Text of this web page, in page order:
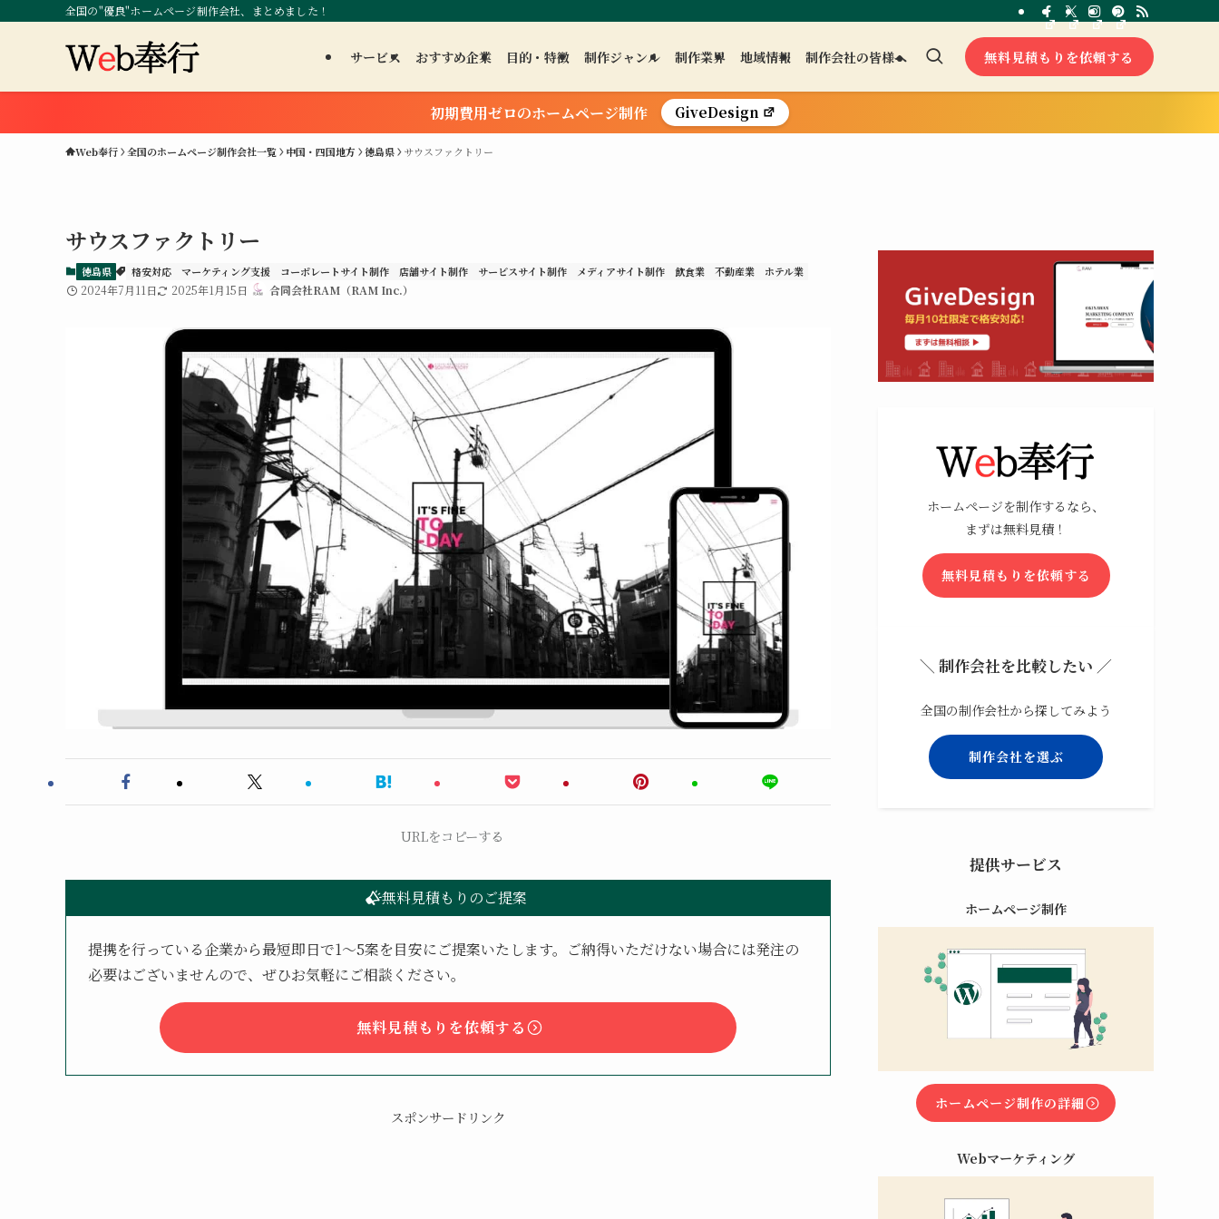
全国の"優良"ホームページ制作会社、まとめました！
サービス おすすめ企業 目的・特徴 制作ジャンル 制作業界 地域情報 制作会社の皆様へ 無料見積もりを依頼する
初期費用ゼロのホームページ制作 GiveDesign
Web奉行 全国のホームページ制作会社一覧 中国・四国地方 徳島県 サウスファクトリー
サウスファクトリー
徳島県 格安対応 マーケティング支援 コーポレートサイト制作 店舗サイト制作 サービスサイト制作 メディアサイト制作 飲食業 不動産業 ホテル業
2024年7月11日 2025年1月15日 合同会社RAM（RAM Inc.）
URLをコピーする
無料見積もりのご提案
提携を行っている企業から最短即日で1〜5案を目安にご提案いたします。ご納得いただけない場合には発注の
必要はございませんので、ぜひお気軽にご相談ください。
無料見積もりを依頼する
スポンサードリンク
ホームページを制作するなら、
まずは無料見積！
無料見積もりを依頼する
＼ 制作会社を比較したい ／
全国の制作会社から探してみよう
制作会社を選ぶ
提供サービス
ホームページ制作
ホームページ制作の詳細
Webマーケティング